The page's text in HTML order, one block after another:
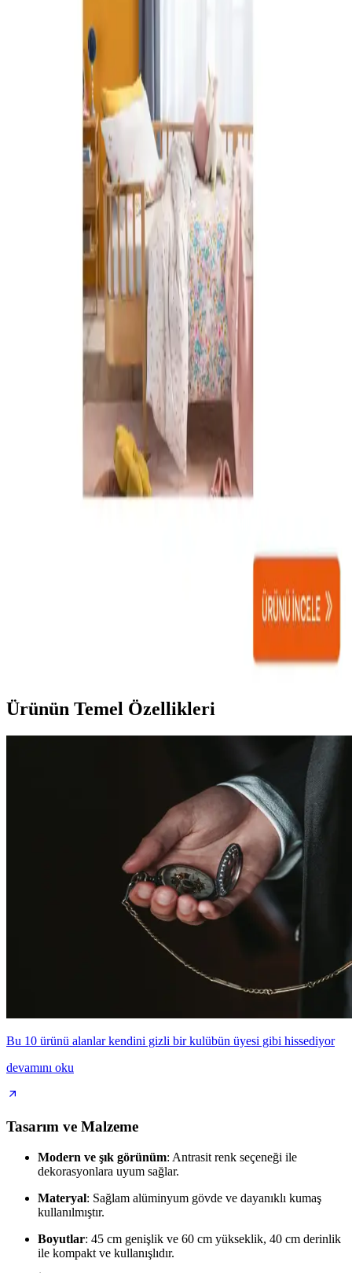
bebeğin konforunu ve güvenliğini artırır.
Bebek Beşikleri Güvenlik ve Konfor Standartlarıyla
Doğru Seçim Rehberi
Bebek beşikleri, güvenlik ve konfor açısından yüksek standartlara
uygun tasarlanmalı. Malzeme, tasarım ve fonksiyonellik
ebeveynlerin dikkat etmesi gereken önemli kriterlerdir.
Anne Yanı Park Yatakları: Güvenli ve Konforlu
Bebek Uyku Alanları İçin Kapsamlı Rehber
Anne yanı park yatakları, bebeklerin güvenli ve konforlu uyku
ortamı sağlar. Hafif, taşınabilir ve güvenlik standartlarına uygun
modellerle bebeğinizin ilk yıllarında ideal çözüm sunar.
Bebek Odası Dekorasyonunda Uyku Setleri ile
Konfor ve Estetiğin Uyumunu Yakalayın
Bebek odası uyku setleri, estetik ve fonksiyonelliği bir arada sunar,
sağlıklı ve rahat bir uyku ortamı sağlar. Renk ve tema seçimiyle
Bebek Odası Dekorasyonunda Güvenli ve Şık Masa
Sandalye Seçenekleri 2023
Bebek odası dekorasyonunda güvenlik, estetik ve fonksiyonelliği bir
arada sunan masa ve sandalye seçimleriyle odanızı daha kullanışlı ve
Bambu Bebek Bornoz Setleri ile Konfor ve Estetiğin
Mükemmel Buluşması
Bebek Uyku Setleri ve Dekorasyonuyla Evinizde
Ürünün Temel Özellikleri
Bu 10 ürünü alanlar kendini gizli bir kulübün üyesi gibi hissediyor
devamını oku
Tasarım ve Malzeme
Modern ve şık görünüm: Antrasit renk seçeneği ile
dekorasyonlara uyum sağlar.
Materyal: Sağlam alüminyum gövde ve dayanıklı kumaş
kullanılmıştır.
Boyutlar: 45 cm genişlik ve 60 cm yükseklik, 40 cm derinlik
ile kompakt ve kullanışlıdır.